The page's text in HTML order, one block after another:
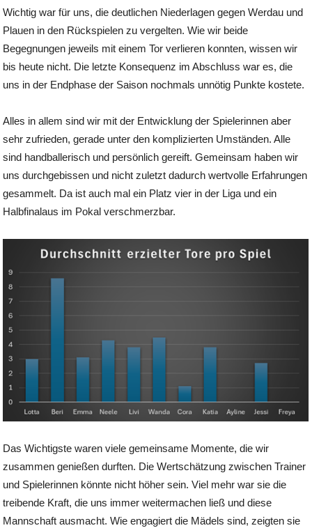
Wichtig war für uns, die deutlichen Niederlagen gegen Werdau und
Plauen in den Rückspielen zu vergelten. Wie wir beide
Begegnungen jeweils mit einem Tor verlieren konnten, wissen wir
bis heute nicht. Die letzte Konsequenz im Abschluss war es, die
uns in der Endphase der Saison nochmals unnötig Punkte kostete.
Alles in allem sind wir mit der Entwicklung der Spielerinnen aber
sehr zufrieden, gerade unter den komplizierten Umständen. Alle
sind handballerisch und persönlich gereift. Gemeinsam haben wir
uns durchgebissen und nicht zuletzt dadurch wertvolle Erfahrungen
gesammelt. Da ist auch mal ein Platz vier in der Liga und ein
Halbfinalaus im Pokal verschmerzbar.
Das Wichtigste waren viele gemeinsame Momente, die wir
zusammen genießen durften. Die Wertschätzung zwischen Trainer
und Spielerinnen könnte nicht höher sein. Viel mehr war sie die
treibende Kraft, die uns immer weitermachen ließ und diese
Mannschaft ausmacht. Wie engagiert die Mädels sind, zeigten sie